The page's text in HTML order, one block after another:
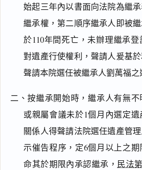
始起三年內以書面向法院為繼
繼承權，第二順序繼承人即被
於110年間死亡，未辦理繼承
對遺產行使權利，聲請人爰基
聲請本院選任被繼承人劉萬福之
二、按繼承開始時，繼承人有無
或親屬會議未於1個月內選定
關係人得聲請法院選任遺產管
示催告程序，定6個月以上之期
命其於期限內承認繼承， 民法